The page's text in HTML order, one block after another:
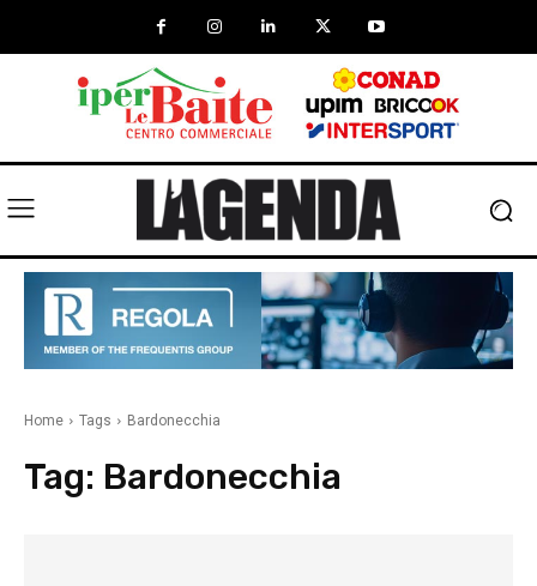
Home Tags Bardonecchia
Tag: Bardonecchia